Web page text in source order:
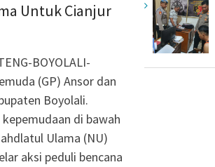
Untuk Cianjur
BOYOLALI-
(GP) Ansor dan
Boyolali.
di bawah
Ulama (NU)
aksi peduli bencana